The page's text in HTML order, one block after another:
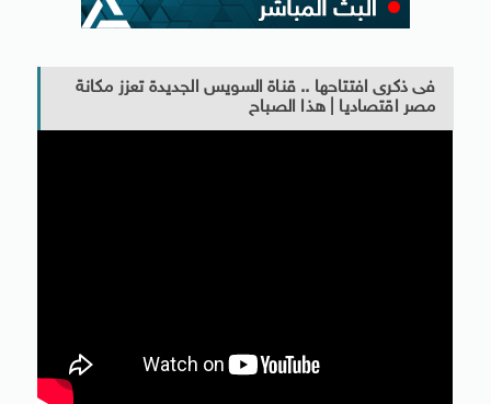
فى ذكرى افتتاحها .. قناة السويس الجديدة تعزز مكانة
مصر اقتصاديا | هذا الصباح